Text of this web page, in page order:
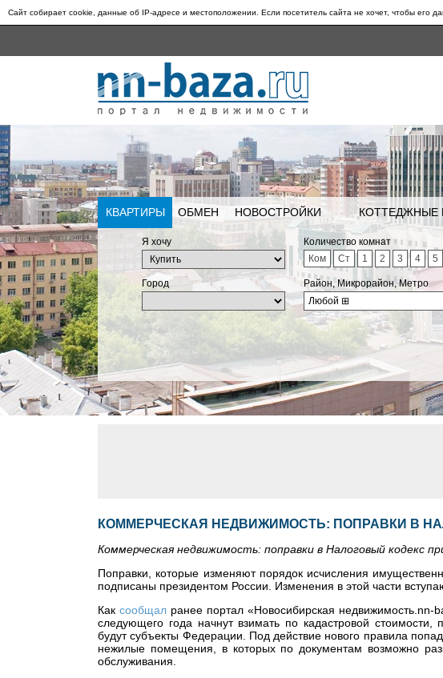
Сайт собирает cookie, данные об IP-адресе и местоположении. Если посетитель сайта не хочет, чтобы его
КВАРТИРЫ ОБМЕН НОВОСТРОЙКИ КОТТЕДЖНЫЕ
Я хочу
Количество комнат
Ком
Ст 1 2 3 4 5
Город
Район, Микрорайон, Метро
Любой ⊞
КОММЕРЧЕСКАЯ НЕДВИЖИМОСТЬ: ПОПРАВКИ В
Коммерческая недвижимость: поправки в Налоговый кодекс
Поправки, которые изменяют порядок исчисления
подписаны президентом России. Изменения в этой части
Каксообщал ранее портал «Новосибирская
следующего года начнут взимать по кадастровой
будут субъекты Федерации. Под действие нового правила
нежилые помещения, в которых по документам возможно
обслуживания.